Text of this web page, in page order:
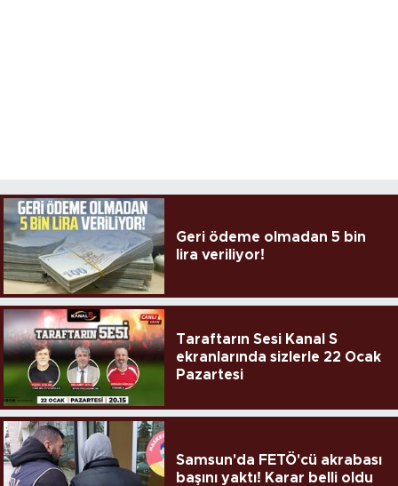
Geri ödeme olmadan 5 bin
lira veriliyor!
Taraftarın Sesi Kanal S
ekranlarında sizlerle 22 Ocak
Pazartesi
Samsun'da FETÖ'cü akrabası
başını yaktı! Karar belli oldu